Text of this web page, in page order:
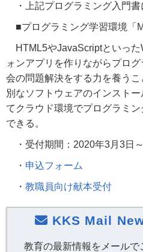
・上記プログラミング入門
■プログラミング学習環境「
HTML5やJavaScriptといっ
ォンアプリを作りながらプロ
会の問題解決をする力を養う
別なソフトウェアのインスト
てクラウド環境でプログラミ
できる。
・受付期間：2020年3月3日
・ 申込フォーム
・ 教職員向け献本受付
KKS Mail
教育の最新情報をメールで